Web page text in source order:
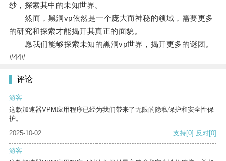
纱，探索其中的未知世界。
然而，黑洞vp依然是一个庞大而神秘的领域，需要更多
的研究和探索才能揭开其真正的面貌。
愿我们能够探索未知的黑洞vp世界，揭开更多的谜团。
#44#
评论
游客
这款加速器VPM应用程序已经为我们带来了无限的隐私保护和安全性保
护。
2025-10-02
支持[0] 反对[0]
游客